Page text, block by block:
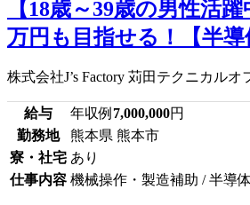
【18歳～39歳の男性活
万円も目指せる！【半導
株式会社J’s Factory 苅田テクニカルオ
給与 年収例 7,000,000円
勤務地
熊本県 熊本市
寮・社宅 あり
仕事内容 機械操作・製造補助 / 半導